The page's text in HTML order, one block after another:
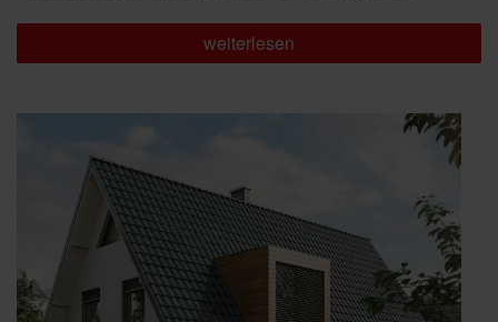
„Förderung
für
Teil
weiterlesen